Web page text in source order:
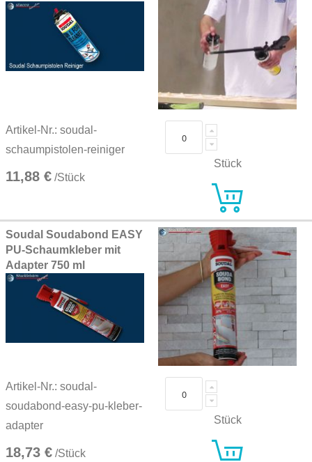
Artikel-Nr.: soudal-
schaumpistolen-reiniger
11,88 € /Stück
Stück
Soudal Soudabond EASY
PU-Schaumkleber mit
Adapter 750 ml
Artikel-Nr.: soudal-
soudabond-easy-pu-kleber-
adapter
18,73 € /Stück
Stück